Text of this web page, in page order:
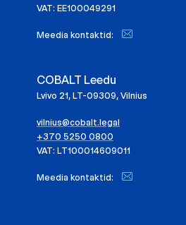
VAT: EE100049291
Meedia kontaktid:
COBALT Leedu
Lvivo 21, LT-09309, Vilnius
vilnius@cobalt.legal
+370 5250 0800
VAT: LT100014609011
Meedia kontaktid: